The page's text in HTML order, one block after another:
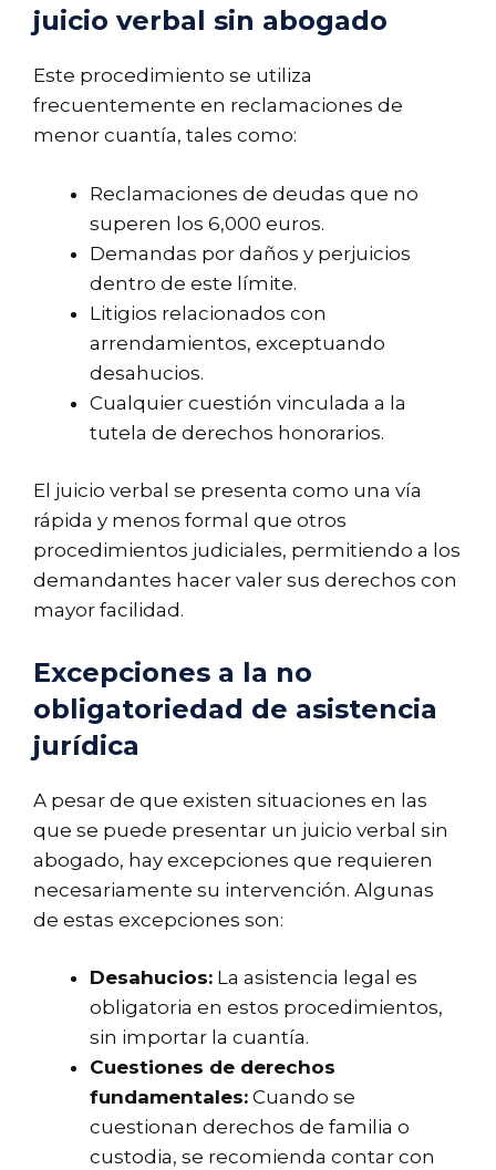
juicio verbal sin abogado
Este procedimiento se utiliza
frecuentemente en reclamaciones de
menor cuantía, tales como:
Reclamaciones de deudas que no
superen los 6,000 euros.
Demandas por daños y perjuicios
dentro de este límite.
Litigios relacionados con
arrendamientos, exceptuando
desahucios.
Cualquier cuestión vinculada a la
tutela de derechos honorarios.
El juicio verbal se presenta como una vía
rápida y menos formal que otros
procedimientos judiciales, permitiendo a los
demandantes hacer valer sus derechos con
mayor facilidad.
Excepciones a la no
obligatoriedad de asistencia
jurídica
A pesar de que existen situaciones en las
que se puede presentar un juicio verbal sin
abogado, hay excepciones que requieren
necesariamente su intervención. Algunas
de estas excepciones son:
Desahucios: La asistencia legal es
obligatoria en estos procedimientos,
sin importar la cuantía.
Cuestiones de derechos
fundamentales: Cuando se
cuestionan derechos de familia o
custodia, se recomienda contar con